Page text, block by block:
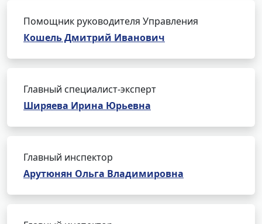
Помощник руководителя Управления
Кошель Дмитрий Иванович
Главный специалист-эксперт
Ширяева Ирина Юрьевна
Главный инспектор
Арутюнян Ольга Владимировна